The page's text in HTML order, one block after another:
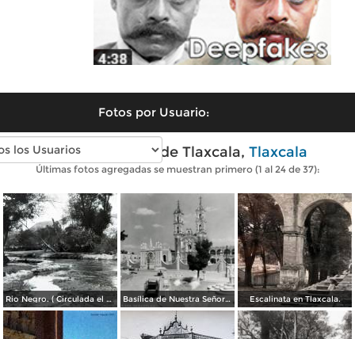
Fotos por Usuario:
Fotos antiguas de Tlaxcala, Tlaxcala
Últimas fotos agregadas se muestran primero (1 al 24 de 37):
Rio Negro. ( Circulada el 6 deDiciembre de 1952 ). Basílica de Nuestra Señora de Ocotlán Escalinata en Tlaxcala.